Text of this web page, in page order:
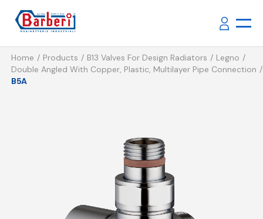
Home Products B13 Valves For Design Radiators
Legno
Double Angled With Copper, Plastic, Multilayer Pipe Connection
B5A